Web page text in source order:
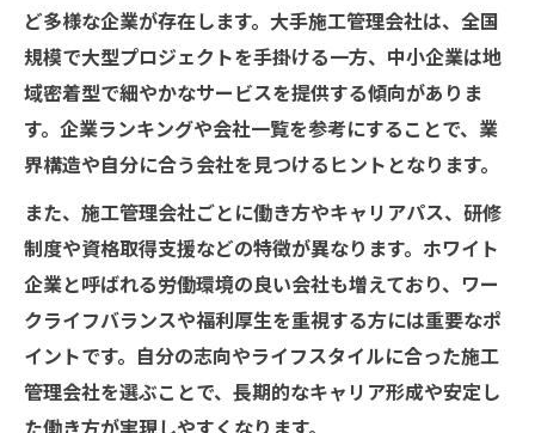
ど多様な企業が存在します。大手施工管理会社は、全国
規模で大型プロジェクトを手掛ける一方、中小企業は地
域密着型で細やかなサービスを提供する傾向がありま
す。企業ランキングや会社一覧を参考にすることで、業
界構造や自分に合う会社を見つけるヒントとなります。
また、施工管理会社ごとに働き方やキャリアパス、研修
制度や資格取得支援などの特徴が異なります。ホワイト
企業と呼ばれる労働環境の良い会社も増えており、ワー
クライフバランスや福利厚生を重視する方には重要なポ
イントです。自分の志向やライフスタイルに合った施工
管理会社を選ぶことで、長期的なキャリア形成や安定し
た働き方が実現しやすくなります。